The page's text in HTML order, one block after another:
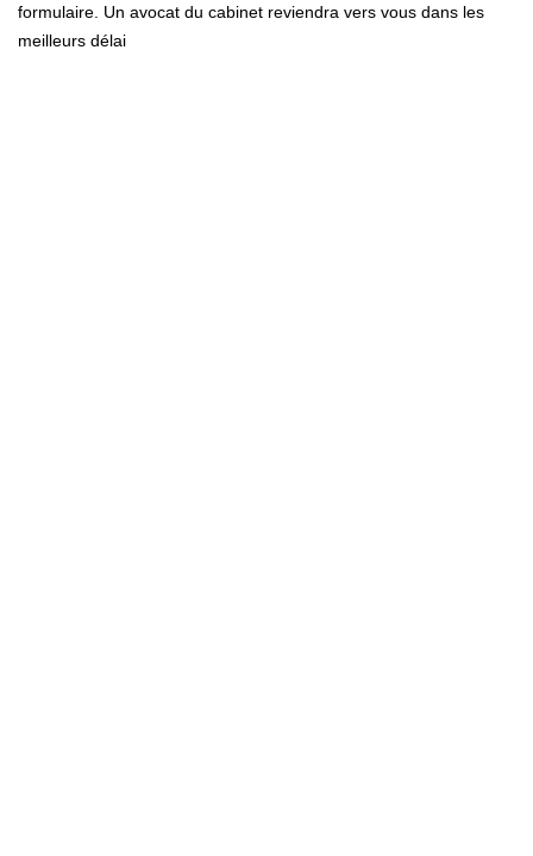
formulaire. Un avocat du cabinet reviendra vers vous dans les
meilleurs délai